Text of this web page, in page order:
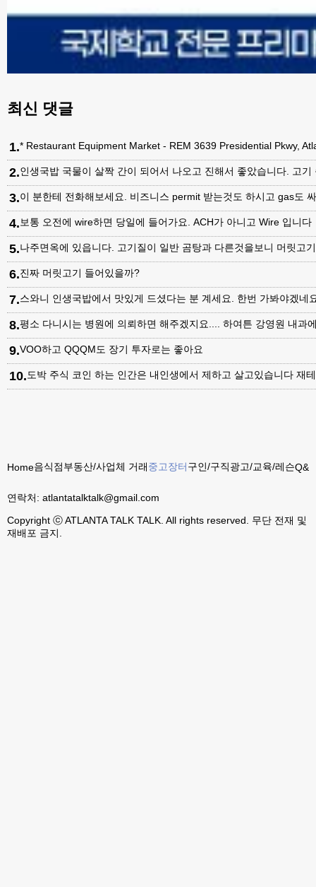
최신 댓글
1.* Restaurant Equipment Market - REM 3639 Presidential Pkwy,
2.인생국밥 국물이 살짝 간이 되어서 나오고 진해서 좋았습니다. 고
3.이 분한테 전화해보세요. 비즈니스 permit 받는것도 하시고 gas도
4.보통 오전에 wire하면 당일에 들어가요. ACH가 아니고 Wire 입니다
5.나주면옥에 있읍니다. 고기질이 일반 곰탕과 다른것을보니 머릿고
6.진짜 머릿고기 들어있을까?
7.스와니 인생국밥에서 맛있게 드셨다는 분 계세요. 한번 가봐야겠네
8.평소 다니시는 병원에 의뢰하면 해주겠지요.... 하여튼 강영원 내과
9.VOO하고 QQQM도 장기 투자로는 좋아요
10.도박 주식 코인 하는 인간은 내인생에서 제하고 살고있습니다 재
Home음식점부동산/사업체 거래중고장터구인/구직광고/교육/레슨Q&A
연락처: atlantatalktalk@gmail.com
Copyright ⓒ ATLANTA TALK TALK. All rights reserved. 무단 전재 및
재배포 금지.